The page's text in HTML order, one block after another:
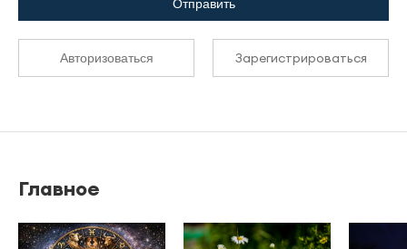
Отправить
Авторизоваться Зарегистрироваться
Главное